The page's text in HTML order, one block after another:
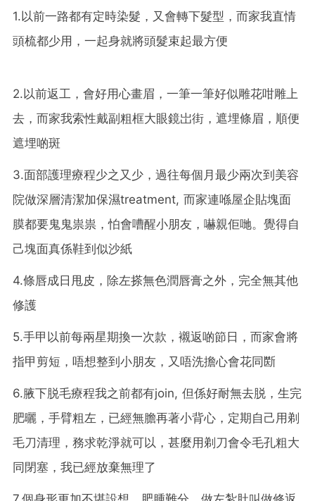
1.以前一路都有定時染髮，又會轉下髮型，而家我直情
頭梳都少用，一起身就將頭髮束起最方便
2.以前返工，會好用心畫眉，一筆一筆好似雕花咁雕上
去，而家我索性戴副粗框大眼鏡岀街，遮埋條眉，順便
遮埋啲斑
3.面部護理療程少之又少，過往每個月最少兩次到美容
院做深層清潔加保濕treatment, 而家連喺屋企貼塊面
膜都要鬼鬼祟祟，怕會嘈醒小朋友，嚇親佢哋。覺得自
己塊面真係鞋到似沙紙
4.條唇成日甩皮，除左搽無色潤唇膏之外，完全無其他
修護
5.手甲以前每兩星期換一次款，襯返啲節日，而家會將
指甲剪短，唔想整到小朋友，又唔洗擔心會花同㫁
6.腋下脱毛療程我之前都有join, 但係好耐無去脱，生完
肥曬，手臂粗左，已經無膽再著小背心，定期自己用剃
毛刀清理，務求乾淨就可以，甚麼用剃刀會令毛孔粗大
同閉塞，我已經放棄無理了